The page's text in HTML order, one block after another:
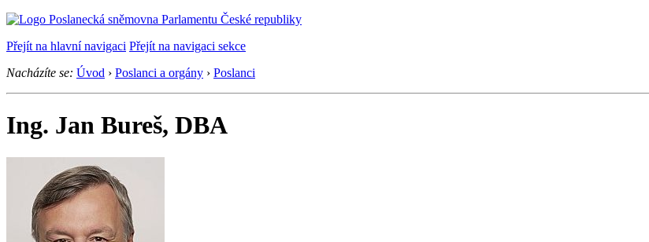
Přejít na hlavní navigaci Přejít na navigaci sekce
Nacházíte se: Úvod › Poslanci a orgány › Poslanci
Ing. Jan Bureš, DBA